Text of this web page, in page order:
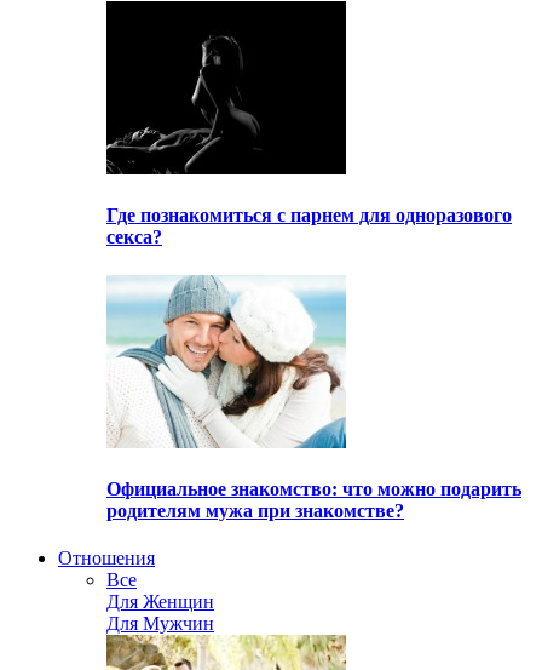
Где познакомиться с парнем для одноразового
секса?
Официальное знакомство: что можно подарить
родителям мужа при знакомстве?
Отношения
Все
Для Женщин
Для Мужчин